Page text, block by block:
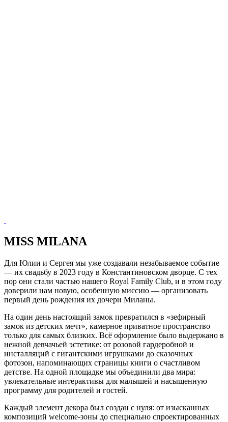
MISS MILANA
Для Юлии и Сергея мы уже создавали незабываемое событие
— их свадьбу в 2023 году в Константиновском дворце. С тех
пор они стали частью нашего Royal Family Club, и в этом году
доверили нам новую, особенную миссию — организовать
первый день рождения их дочери Миланы.
На один день настоящий замок превратился в «зефирный
замок из детских мечт», камерное приватное пространство
только для самых близких. Всё оформление было выдержано в
нежной девчачьей эстетике: от розовой гардеробной и
инсталляций с гигантскими игрушками до сказочных
фотозон, напоминающих страницы книги о счастливом
детстве. На одной площадке мы объединили два мира:
увлекательные интерактивы для малышей и насыщенную
программу для родителей и гостей.
Каждый элемент декора был создан с нуля: от изысканных
композиций welcome-зоны до специально спроектированных